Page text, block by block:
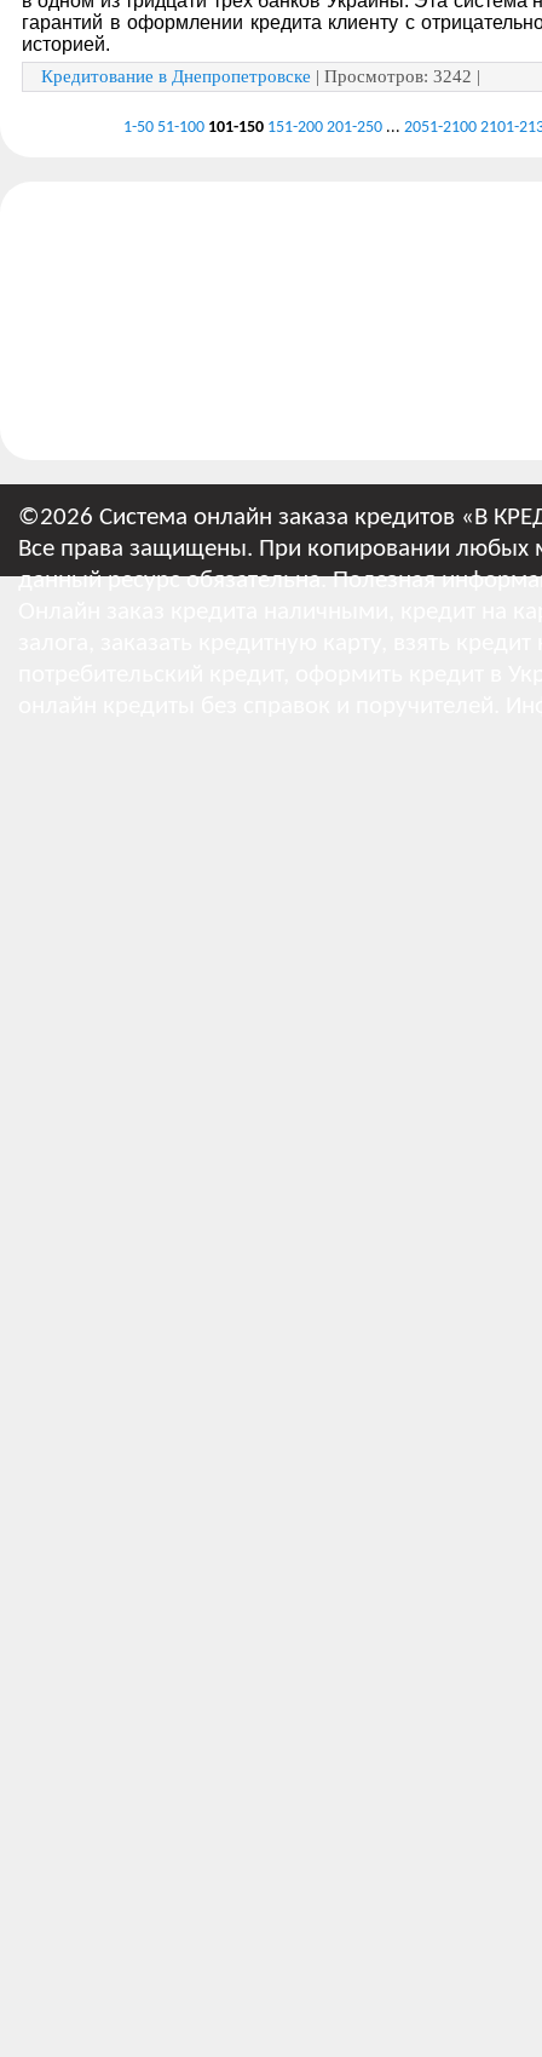
гарантий в оформлении кредита клиенту с
историей.
Кредитование в Днепропетровске | Просмотров: 3242 |
1-50 51-100 101-150 151-200 201-250 ... 2051-2100 2101-
©2026 Система онлайн заказа кредитов «В
Все права защищены. При копировании любых
данный ресурс обязательна.Полезная